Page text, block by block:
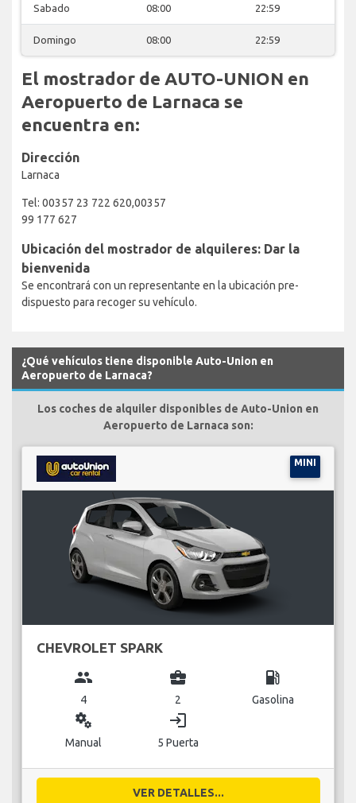
Sabado 08:00 22:59
Domingo 08:00 22:59
El mostrador de AUTO-UNION en
Aeropuerto de Larnaca se
encuentra en:
Dirección
Larnaca
Tel: 00357 23 722 620,00357
99 177 627
Ubicación del mostrador de alquileres: Dar la
bienvenida
Se encontrará con un representante en la ubicación pre-
dispuesto para recoger su vehículo.
¿Qué vehículos tiene disponible Auto-Union en
Aeropuerto de Larnaca?
Los coches de alquiler disponibles de Auto-Union en
Aeropuerto de Larnaca son:
MINI
CHEVROLET SPARK
group
4
business_center
2
local_gas_station
Gasolina
miscellaneous_services
Manual
login
5 Puerta
VER DETALLES...